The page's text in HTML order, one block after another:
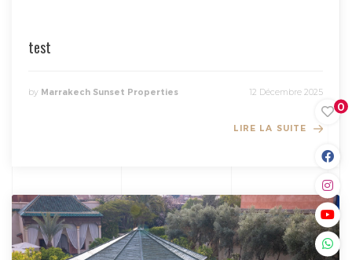
0
test
by Marrakech Sunset Properties 12 Décembre 2025
LIRE LA SUITE